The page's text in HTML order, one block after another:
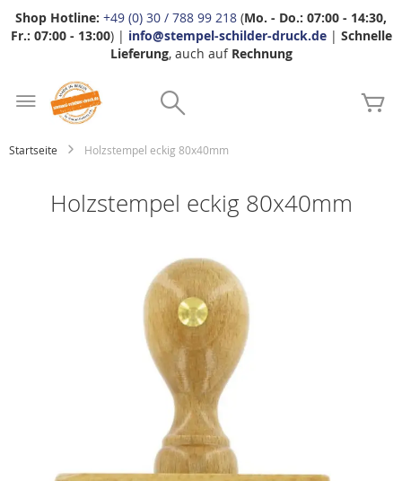
Shop Hotline: +49 (0) 30 / 788 99 218 (Mo. - Do.: 07:00 - 14:30,
Fr.: 07:00 - 13:00) | info@stempel-schilder-druck.de| Schnelle
Lieferung, auch auf Rechnung
Startseite Holzstempel eckig 80x40mm
Holzstempel eckig 80x40mm